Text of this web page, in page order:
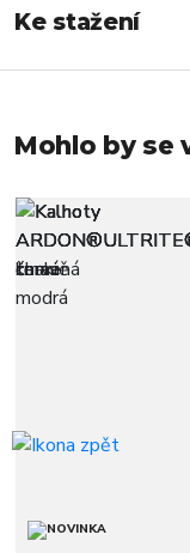
Ke stažení
Mohlo by se